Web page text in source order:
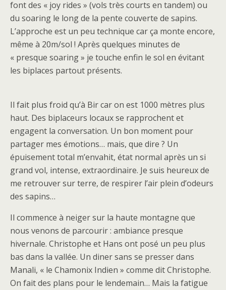
font des « joy rides » (vols très courts en tandem) ou
du soaring le long de la pente couverte de sapins.
L’approche est un peu technique car ça monte encore,
même à 20m/sol ! Après quelques minutes de
« presque soaring » je touche enfin le sol en évitant
les biplaces partout présents.
Il fait plus froid qu’à Bir car on est 1000 mètres plus
haut. Des biplaceurs locaux se rapprochent et
engagent la conversation. Un bon moment pour
partager mes émotions… mais, que dire ? Un
épuisement total m’envahit, état normal après un si
grand vol, intense, extraordinaire. Je suis heureux de
me retrouver sur terre, de respirer l’air plein d’odeurs
des sapins…
Il commence à neiger sur la haute montagne que
nous venons de parcourir : ambiance presque
hivernale. Christophe et Hans ont posé un peu plus
bas dans la vallée. Un diner sans se presser dans
Manali, « le Chamonix Indien » comme dit Christophe.
On fait des plans pour le lendemain… Mais la fatigue